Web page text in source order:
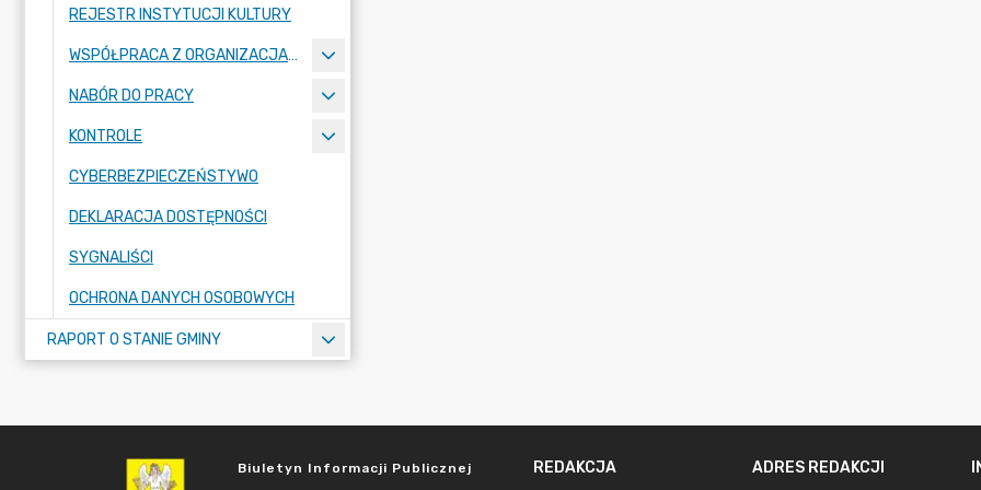
REJESTR INSTYTUCJI KULTURY
WSPÓŁPRACA Z ORGANIZACJAMI POZARZĄDOWYMI
NABÓR DO PRACY
KONTROLE
CYBERBEZPIECZEŃSTYWO
DEKLARACJA DOSTĘPNOŚCI
SYGNALIŚCI
OCHRONA DANYCH OSOBOWYCH
RAPORT O STANIE GMINY
Biuletyn Informacji Publicznej REDAKCJA ADRES REDAKCJI